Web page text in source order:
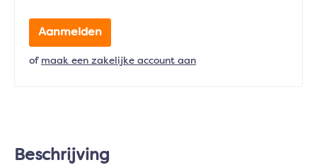
Aanmelden
of maak een zakelijke account aan
Beschrijving